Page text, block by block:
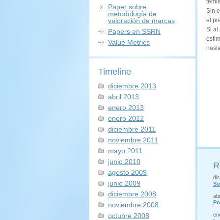
Paper sobre
metodología de
valoración de marcas
Papers en SSRN
Value Metrics
Timeline
diciembre 2013
abril 2013
enero 2013
enero 2012
diciembre 2011
noviembre 2011
mayo 2011
junio 2010
agosto 2009
junio 2009
diciembre 2008
noviembre 2008
octubre 2008
Sin
el
Si al